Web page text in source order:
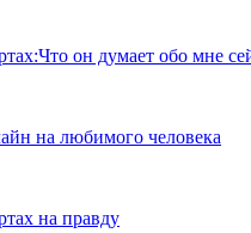
он думает обо мне
на любимого человека
на правду